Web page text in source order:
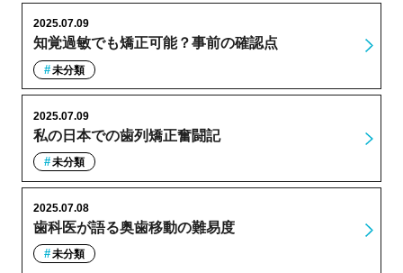
知覚過敏でも矯正可能？事前の確認点
2025.07.09
未分類
私の日本での歯列矯正奮闘記
2025.07.09
未分類
歯科医が語る奥歯移動の難易度
2025.07.08
未分類